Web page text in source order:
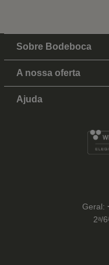
Sobre Bodeboca
A nossa oferta
Ajuda
Geral:
2ᵃ/